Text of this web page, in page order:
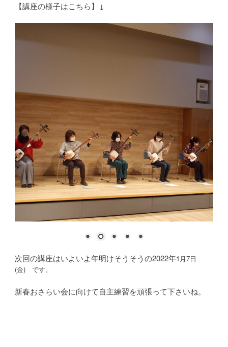
【講座の様子はこちら】↓
次回の講座はいよいよ年明けそうそうの2022年1月7日
(金) です。
新春おさらい会に向けて自主練習を頑張って下さいね。